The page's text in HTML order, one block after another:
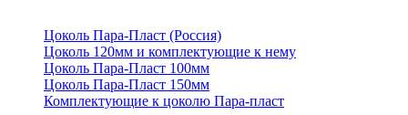
Цоколь Пара-Пласт (Россия)
Цоколь 120мм и комплектующие к нему
Цоколь Пара-Пласт 100мм
Цоколь Пара-Пласт 150мм
Комплектующие к цоколю Пара-пласт